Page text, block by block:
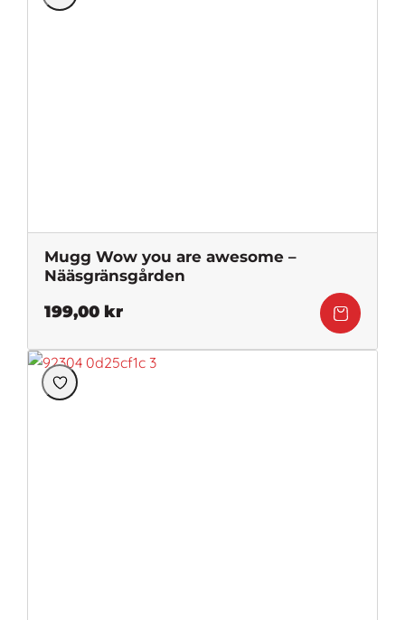
Mugg Wow you are awesome –
Nääsgränsgården
199,00 kr